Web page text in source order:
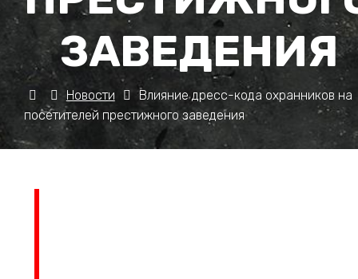
ЗАВЕДЕНИЯ
Новости
Влияние дресс-кода охранников на
посетителей престижного заведения